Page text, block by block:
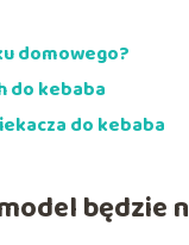
domowego?
do kebaba
do kebaba
będzie